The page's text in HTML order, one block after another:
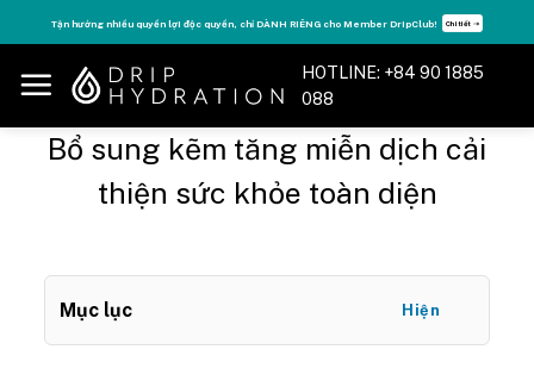
to
content
Tăng năng lượng - sống đỉnh cao với thẻ Vitamin Drip Membership. Xem ngay ➝
HOTLINE: +84 90 1885
088
Bổ sung kẽm tăng miễn dịch cải
thiện sức khỏe toàn diện
Mục lục Hiện